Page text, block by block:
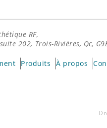
RF,
202, Trois-Rivières, Qc,
Produits À propos